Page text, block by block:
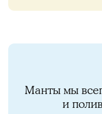
Манты мы
и